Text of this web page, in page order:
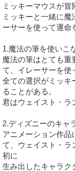
ミッキーマウスが冒
ミッキーと一緒に
ーサーを使って運命
1.魔法の筆を使いこ
魔法の筆はとても重
て、イレーサーを使
全ての選択がミッキ
ることがある。
君はウェイスト・ラ
2.ディズニーのキャ
アニメーション作品
て、ウェイスト・ラ
初に
生み出したキャラク